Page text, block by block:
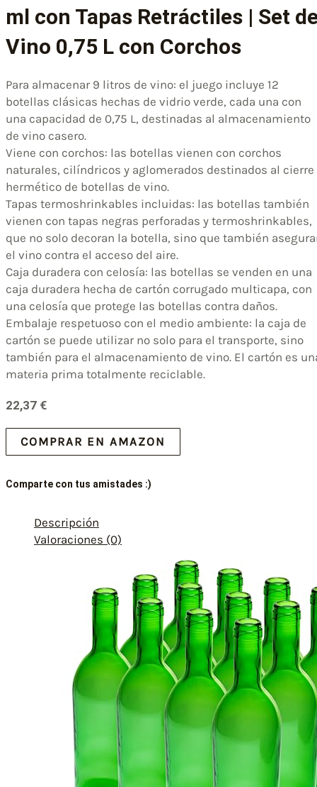
ml con Tapas Retráctiles | Set
Vino 0,75 L con Corchos
​Para almacenar 9 litros de vino: el juego incluye 12
botellas clásicas hechas de vidrio verde, cada una con
una capacidad de 0,75 L, destinadas al almacenamiento
de vino casero.
Viene con corchos: las botellas vienen con corchos
naturales, cilíndricos y aglomerados destinados al cierre
hermético de botellas de vino.
Tapas termoshrinkables incluidas: las botellas también
vienen con tapas negras perforadas y termoshrinkables,
que no solo decoran la botella, sino que también
el vino contra el acceso del aire.
Caja duradera con celosía: las botellas se venden en una
caja duradera hecha de cartón corrugado multicapa, con
una celosía que protege las botellas contra daños.
Embalaje respetuoso con el medio ambiente: la caja de
cartón se puede utilizar no solo para el transporte, sino
también para el almacenamiento de vino. El cartón es
materia prima totalmente reciclable.
22,37 €
COMPRAR EN AMAZON
Comparte con tus amistades :)
Descripción
Valoraciones (0)